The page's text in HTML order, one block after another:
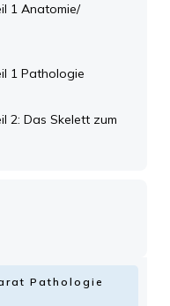
1 Anatomie/
1 Pathologie
2: Das Skelett zum
Pathologie